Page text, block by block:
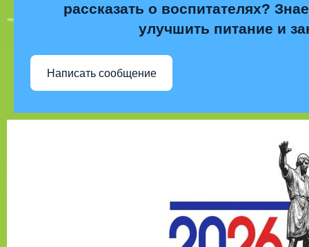
рассказать о воспитателях?
улучшить питание и
Написать сообщение